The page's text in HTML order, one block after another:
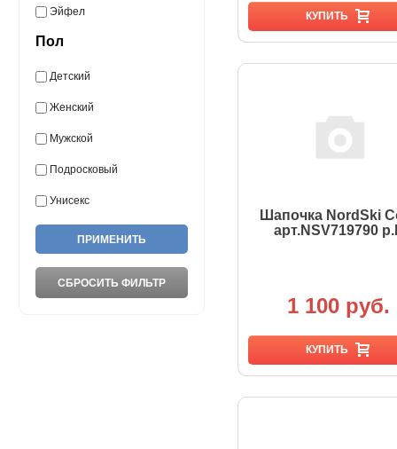
Эйфел
Пол
Детский
Женский
Мужской
Подросковый
Унисекс
КУПИТЬ
Шапочка NordSki
арт.NSV719790
1 100 руб.
КУПИТЬ